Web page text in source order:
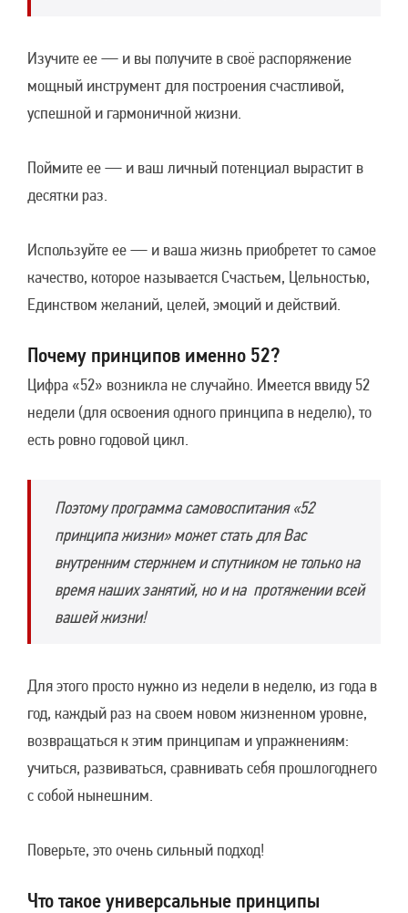
Изучите ее — и вы получите в своё распоряжение
мощный инструмент для построения счастливой,
успешной и гармоничной жизни.
Поймите ее — и ваш личный потенциал вырастит в
десятки раз.
Используйте ее — и ваша жизнь приобретет то самое
качество, которое называется Счастьем, Цельностью,
Единством желаний, целей, эмоций и действий.
Почему принципов именно 52?
Цифра «52» возникла не случайно. Имеется ввиду 52
недели (для освоения одного принципа в неделю), то
есть ровно годовой цикл.
Поэтому программа самовоспитания «52
принципа жизни» может стать для Вас
внутренним стержнем и спутником не только на
время наших занятий, но и на протяжении всей
вашей жизни!
Для этого просто нужно из недели в неделю, из года в
год, каждый раз на своем новом жизненном уровне,
возвращаться к этим принципам и упражнениям:
учиться, развиваться, сравнивать себя прошлогоднего
с собой нынешним.
Поверьте, это очень сильный подход!
Что такое универсальные принципы